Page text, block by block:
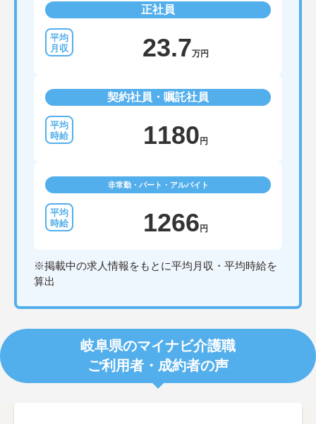
正社員
23.7万円
契約社員・嘱託社員
1180円
非常勤・パート・アルバイト
1266円
※掲載中の求人情報をもとに平均月収・平均時給を
算出
岐阜県のマイナビ介護職
ご利用者・成約者の声